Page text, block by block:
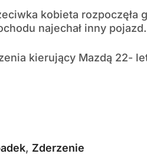
kobieta rozpoczęła
najechał inny pojazd.
kierujący Mazdą 22-
, Zderzenie